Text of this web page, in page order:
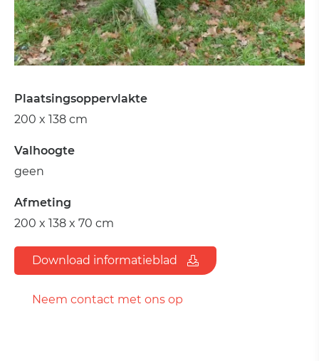
Plaatsingsoppervlakte
200 x 138 cm
Valhoogte
geen
Afmeting
200 x 138 x 70 cm
Download informatieblad
Neem contact met ons op